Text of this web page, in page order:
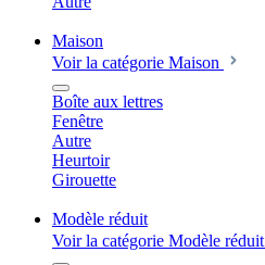
Maison
Voir la catégorie Maison
Boîte aux lettres
Fenêtre
Autre
Heurtoir
Girouette
Modèle réduit
Voir la catégorie Modèle réduit